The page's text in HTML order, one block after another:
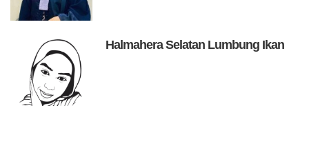
Halmahera Selatan Lumbung Ikan